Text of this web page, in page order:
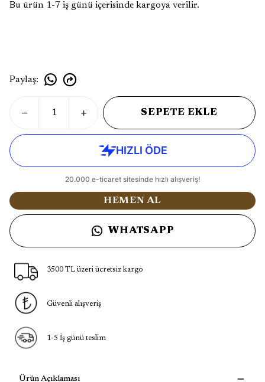
Bu ürün 1-7 iş günü içerisinde kargoya verilir.
Paylaş:
SEPETE EKLE
HEMEN AL
WHATSAPP
3500 TL üzeri ücretsiz kargo
Güvenli alışveriş
1-5 İş günü teslim
Ürün Açıklaması